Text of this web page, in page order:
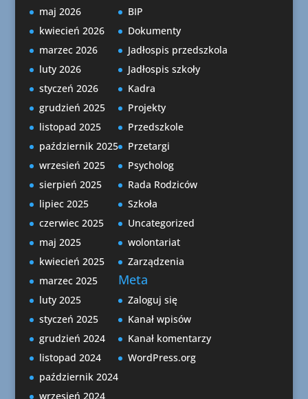
maj 2026
kwiecień 2026
marzec 2026
luty 2026
styczeń 2026
grudzień 2025
listopad 2025
październik 2025
wrzesień 2025
sierpień 2025
lipiec 2025
czerwiec 2025
maj 2025
kwiecień 2025
marzec 2025
luty 2025
styczeń 2025
grudzień 2024
listopad 2024
październik 2024
wrzesień 2024
BIP
Dokumenty
Jadłospis przedszkola
Jadłospis szkoły
Kadra
Projekty
Przedszkole
Przetargi
Psycholog
Rada Rodziców
Szkoła
Uncategorized
wolontariat
Zarządzenia
Meta
Zaloguj się
Kanał wpisów
Kanał komentarzy
WordPress.org